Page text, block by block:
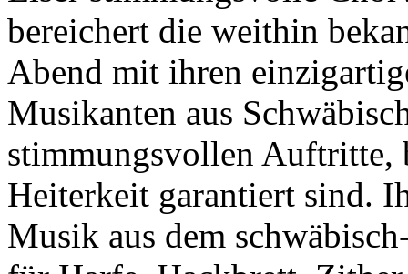
bereichert die weithin
Abend mit ihren
Musikanten aus
stimmungsvollen Auftritte,
Heiterkeit garantiert sind.
Musik aus dem